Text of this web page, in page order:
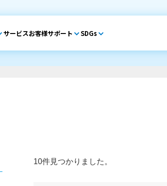
サービスお客様サポート SDGs
10件見つかりました。